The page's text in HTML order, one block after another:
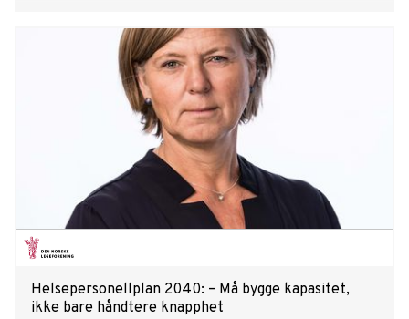
Helsepersonellplan 2040: – Må bygge kapasitet,
ikke bare håndtere knapphet